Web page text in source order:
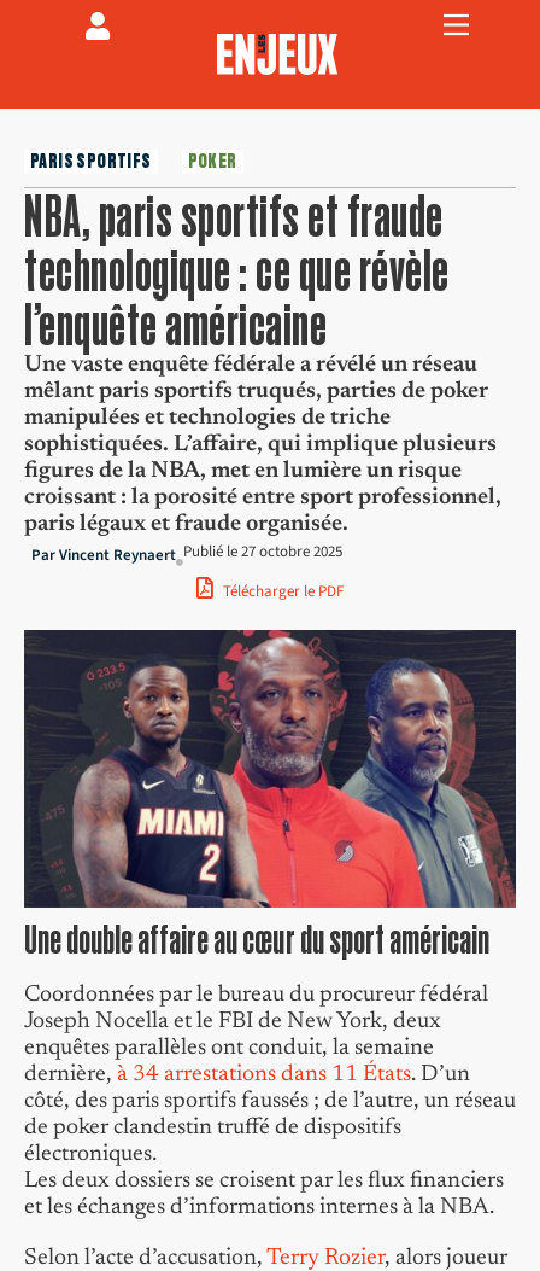
PARIS SPORTIFS POKER
NBA, paris sportifs et fraude
technologique : ce que révèle
l’enquête américaine
Une vaste enquête fédérale a révélé un réseau
mêlant paris sportifs truqués, parties de poker
manipulées et technologies de triche
sophistiquées. L’affaire, qui implique plusieurs
figures de la NBA, met en lumière un risque
croissant : la porosité entre sport professionnel,
paris légaux et fraude organisée.
ParVincent Reynaert Publié le27 octobre 2025
Télécharger le PDF
Une double affaire au cœur du sport américain
Coordonnées par le bureau du procureur fédéral
Joseph Nocella et le FBI de New York, deux
enquêtes parallèles ont conduit, la semaine
dernière, à 34 arrestations dans 11 États. D’un
côté, des paris sportifs faussés ; de l’autre, un réseau
de poker clandestin truffé de dispositifs
électroniques.
Les deux dossiers se croisent par les flux financiers
et les échanges d’informations internes à la NBA.
Selon l’acte d’accusation, Terry Rozier, alors joueur